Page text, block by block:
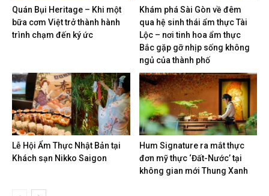
Quán Bụi Heritage – Khi một
bữa cơm Việt trở thành hành
trình chạm đến ký ức
Khám phá Sài Gòn về đêm
qua hệ sinh thái ẩm thực Tài
Lộc – nơi tinh hoa ẩm thực
Bắc gặp gỡ nhịp sống không
ngủ của thành phố
Lễ Hội Ẩm Thực Nhật Bản tại
Khách sạn Nikko Saigon
Hum Signature ra mắt thực
đơn mỹ thực ‘Đất-Nước’ tại
không gian mới Thung Xanh